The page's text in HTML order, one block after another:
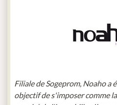
Filiale de Sogeprom, Noaho a
objectif de s'imposer comme